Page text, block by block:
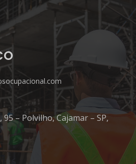
95 – Polvilho, Cajamar – SP,